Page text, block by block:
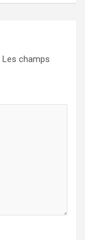
Les champs